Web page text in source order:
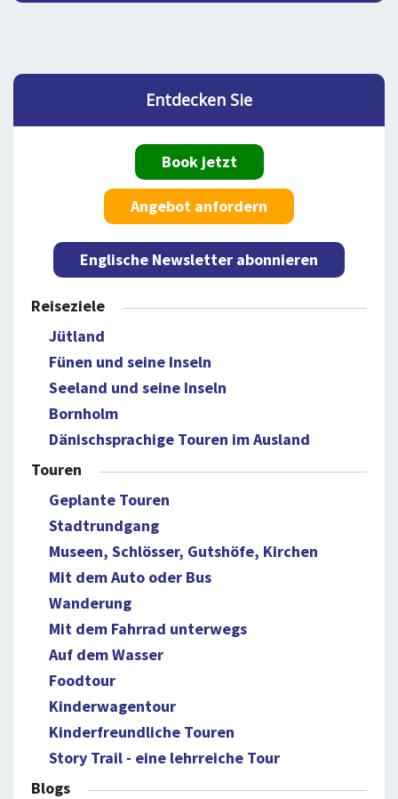
Entdecken Sie
Book jetzt
Angebot anfordern
Englische Newsletter abonnieren
Reiseziele
Jütland
Fünen und seine Inseln
Seeland und seine Inseln
Bornholm
Dänischsprachige Touren im Ausland
Touren
Geplante Touren
Stadtrundgang
Museen, Schlösser, Gutshöfe, Kirchen
Mit dem Auto oder Bus
Wanderung
Mit dem Fahrrad unterwegs
Auf dem Wasser
Foodtour
Kinderwagentour
Kinderfreundliche Touren
Story Trail - eine lehrreiche Tour
Blogs